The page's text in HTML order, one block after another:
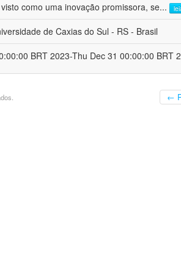
como uma inovação promissora, se...
de Caxias do Sul - RS - Brasil
BRT 2023-Thu Dec 31 00:00:00 BRT
←